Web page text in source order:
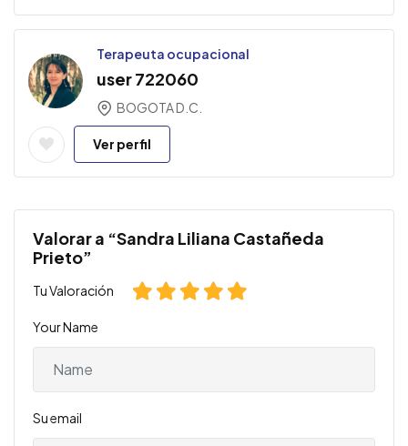
Terapeuta ocupacional
user 722060
BOGOTA D.C.
Ver perfil
Valorar a “Sandra Liliana Castañeda
Prieto”
Tu Valoración
Your Name
Su email